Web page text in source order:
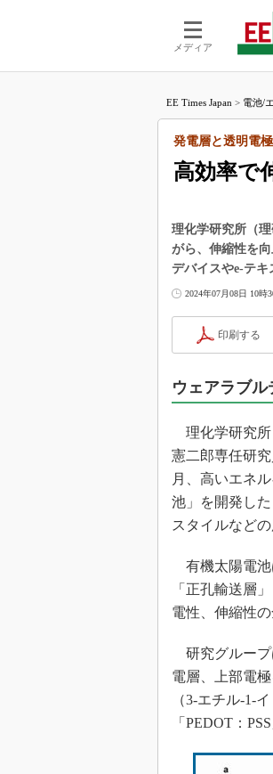
メディア
EE Times Japan > 電池/
高効率で
発電層と透明電
理化学研究所（
がら、伸縮性を
デバイスやe-テキ
2024年07月08日 10時
印刷する
ウェアラブ
理化学研究所
憲二郎専任研
月、高いエネ
池」を開発し
スタイルなどの
有機太陽電池
「正孔輸送層
電性、伸縮性
研究グループ
電層、上部電
（3-エチル-1-
「PEDOT：